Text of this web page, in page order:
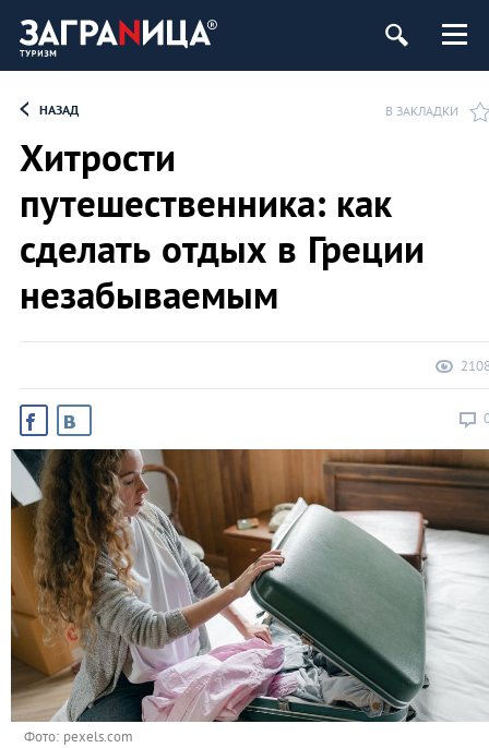
НАЗАД В ЗАКЛАДКИ
Хитрости
путешественника: как
сделать отдых в Греции
незабываемым
Фото: pexels.com